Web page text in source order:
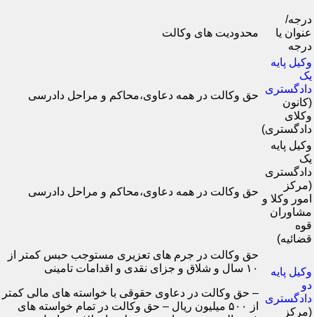
درجه/
عنوان یا
درجه
محدودیت های وکالت
وکیل پایه
یک
دادگستری
(کانون
وکلای
دادگستری)
حق وکالت در همه دعاوی،محاکم و مراحل دادرسی
وکیل پایه
یک
دادگستری
(مرکز
امور وکلا و
مشاوران
قوه
قضائیه)
حق وکالت در همه دعاوی،محاکم و مراحل دادرسی
وکیل پایه
دو
دادگستری
(مرکز
حق وکالت در جرم های تعزیری مستوجب حبس کمتر از
۱۰ سال و شلاق و جزای نقدی و اقدامات تامینی
– حق وکالت در دعاوی حقوقی با خواسته های مالی کمتر
از ۵۰۰ میلیون ریال – حق وکالت در تمام خواسته های